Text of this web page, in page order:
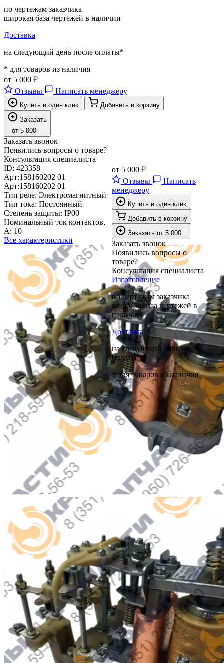
по чертежам заказчика
широкая база чертежей в наличии
Доставка
на следующий день после оплаты*
* для товаров из наличия
от 5 000 ₽
Отзывы
Написать менеджеру
Купить в один клик
Добавить в корзину
Заказать
от 5 000
Заказать звонок
Появились вопросы о товаре?
Консультация специалиста
ID: 423358
Арт:158160202 01
Арт:158160202 01
Тип реле: Электромагнитный
Тип тока: Постоянный
Степень защиты: IP00
Номинальный ток контактов,
А: 10
Все характеристики
от 5 000 ₽
Отзывы
Написать
менеджеру
Купить в один клик
Добавить в корзину
Заказать от 5 000
Заказать звонок
Появились вопросы о
товаре?
Консультация специалиста
Изготовление
по чертежам заказчика
широкая база чертежей в
наличии
Доставка
на следующий день после
оплаты*
* для товаров из наличия